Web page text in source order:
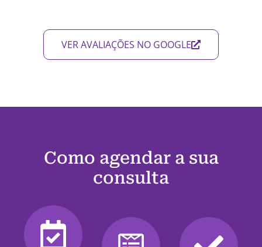
VER AVALIAÇÕES NO GOOGLE
Como agendar a sua
consulta